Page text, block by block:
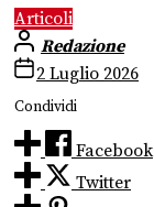
Articoli
Redazione
2 Luglio 2026
Condividi
Facebook
Twitter